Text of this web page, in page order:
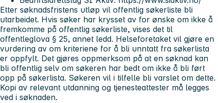
Etter søknadsfristens utløp vil offentlig søkerliste bli
utarbeidet. Hvis søker har krysset av for ønske om ikke å
fremkomme på offentlig søkerliste, vises det til
offentleglova § 25, annet ledd. Helseforetaket vil gjøre en
vurdering av om kriteriene for å bli unntatt fra søkerlista
er oppfylt. Det gjøres oppmerksom på at en søknad kan
bli offentlig selv om søkeren har bedt om ikke å bli ført
opp på søkerlista. Søkeren vil i tilfelle bli varslet om dette.
Kopi av relevant utdanning og tjenesteattester må legges
ved i søknaden.